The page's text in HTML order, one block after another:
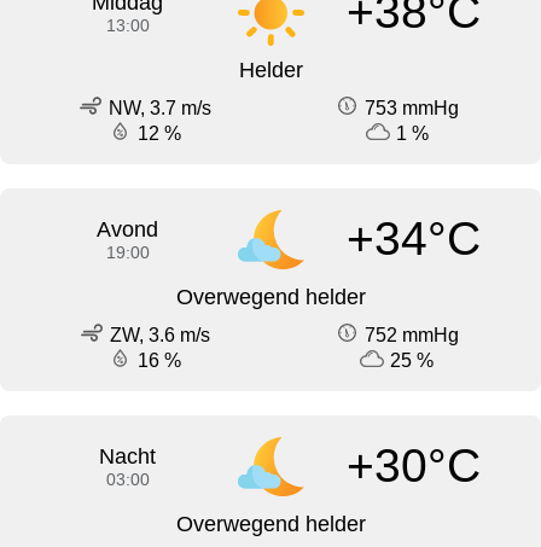
13:00 +38°C
Helder
NW, 3.7 m/s
753 mmHg
12 %
1 %
Avond
19:00 +34°C
Overwegend helder
ZW, 3.6 m/s
752 mmHg
16 %
25 %
Nacht
03:00 +30°C
Overwegend helder